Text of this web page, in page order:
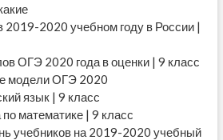
2020 учебном году в России |
ОГЭ 2020 года в оценки | 9 класс
модели ОГЭ 2020
язык | 9 класс
математике | 9 класс
учебников на 2019-2020 учебный